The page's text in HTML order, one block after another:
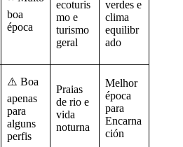
boa
época
ecoturis
mo e
turismo
geral
verdes e
clima
equilibr
ado
⚠️ Boa
apenas
para
alguns
perfis
Praias
de rio e
vida
noturna
Melhor
época
para
Encarna
ción